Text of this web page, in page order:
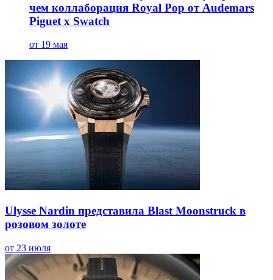
чем коллаборация Royal Pop от Audemars
Piguet x Swatch
от 19 мая
Ulysse Nardin представила Blast Moonstruck в
розовом золоте
от 23 июля